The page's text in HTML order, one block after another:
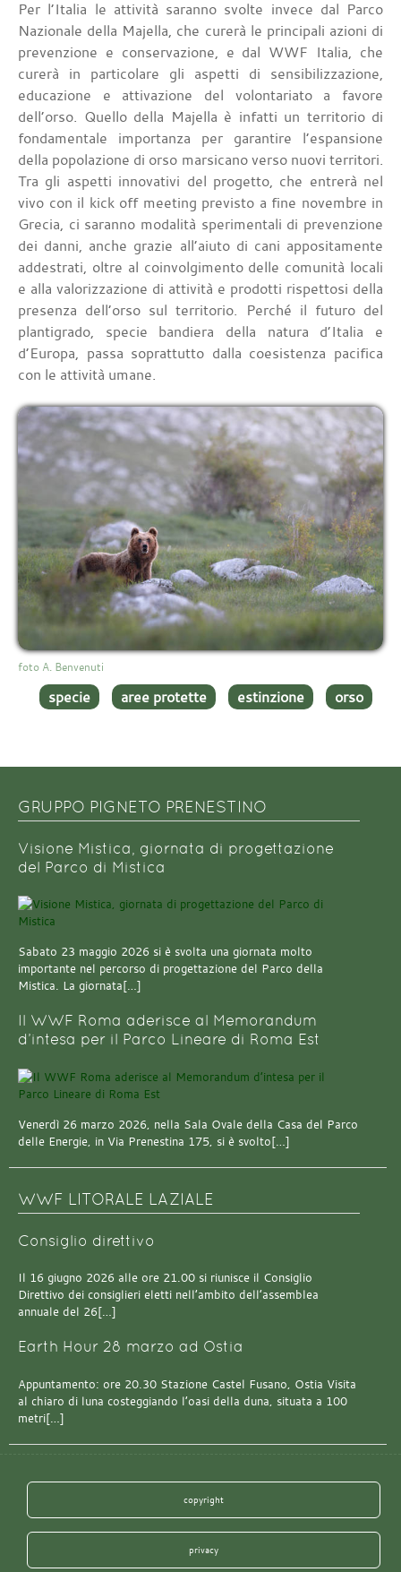
Per l’Italia le attività saranno svolte invece dal Parco
Nazionale della Majella, che curerà le principali azioni di
prevenzione e conservazione, e dal WWF Italia, che
curerà in particolare gli aspetti di sensibilizzazione,
educazione e attivazione del volontariato a favore
dell’orso. Quello della Majella è infatti un territorio di
fondamentale importanza per garantire l’espansione
della popolazione di orso marsicano verso nuovi territori.
Tra gli aspetti innovativi del progetto, che entrerà nel
vivo con il kick off meeting previsto a fine novembre in
Grecia, ci saranno modalità sperimentali di prevenzione
dei danni, anche grazie all’aiuto di cani appositamente
addestrati, oltre al coinvolgimento delle comunità locali
e alla valorizzazione di attività e prodotti rispettosi della
presenza dell’orso sul territorio. Perché il futuro del
plantigrado, specie bandiera della natura d’Italia e
d’Europa, passa soprattutto dalla coesistenza pacifica
con le attività umane.
foto A. Benvenuti
specie aree protette estinzione orso
GRUPPO PIGNETO PRENESTINO
Visione Mistica, giornata di progettazione
del Parco di Mistica
Sabato 23 maggio 2026 si è svolta una giornata molto
importante nel percorso di progettazione del Parco della
Mistica. La giornata[…]
Il WWF Roma aderisce al Memorandum
d’intesa per il Parco Lineare di Roma Est
Venerdì 26 marzo 2026, nella Sala Ovale della Casa del Parco
delle Energie, in Via Prenestina 175, si è svolto[…]
WWF LITORALE LAZIALE
Consiglio direttivo
Il 16 giugno 2026 alle ore 21.00 si riunisce il Consiglio
Direttivo dei consiglieri eletti nell’ambito dell’assemblea
annuale del 26[…]
Earth Hour 28 marzo ad Ostia
Appuntamento: ore 20.30 Stazione Castel Fusano, Ostia Visita
al chiaro di luna costeggiando l’oasi della duna, situata a 100
metri[…]
copyright
privacy